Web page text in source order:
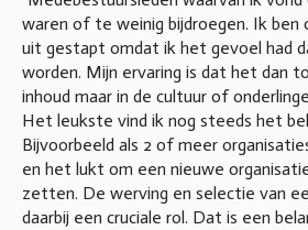
waren of te weinig bijdroegen. Ik ben
uit gestapt omdat ik het gevoel had
worden. Mijn ervaring is dat het dan
inhoud maar in de cultuur of
Het leukste vind ik nog steeds het
Bijvoorbeeld als 2 of meer
en het lukt om een nieuwe
zetten. De werving en selectie van
daarbij een cruciale rol. Dat is een